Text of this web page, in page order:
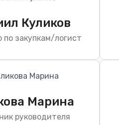
Куликов
закупкам/логист
Марина
руководителя